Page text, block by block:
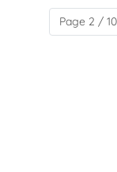
Page 2 / 10